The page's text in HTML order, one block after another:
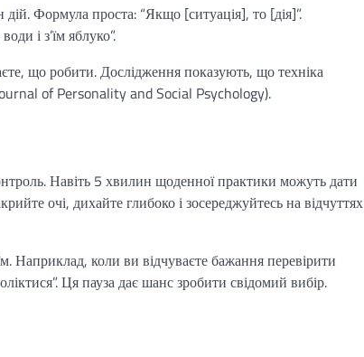
Формула проста: “Якщо [ситуація], то [дія]”.
і з’їм яблуко”.
що робити. Дослідження показують, що техніка
of Personality and Social Psychology).
Навіть 5 хвилин щоденної практики можуть дати
очі, дихайте глибоко і зосереджуйтесь на відчуттях
Наприклад, коли ви відчуваєте бажання перевірити
Ця пауза дає шанс зробити свідомий вибір.